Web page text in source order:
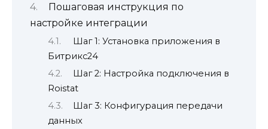
Пошаговая инструкция по
настройке интеграции
Шаг 1: Установка приложения в
Битрикс24
Шаг 2: Настройка подключения в
Roistat
Шаг 3: Конфигурация передачи
данных